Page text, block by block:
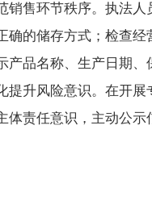
销售环节秩序。执法
确的储存方式；检查
产品名称、生产日期、
提升风险意识。在开
体责任意识，主动公